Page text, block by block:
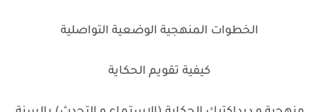
الخطوات المنهجية الوضعية التواصلية
كيفية تقويم الحكاية